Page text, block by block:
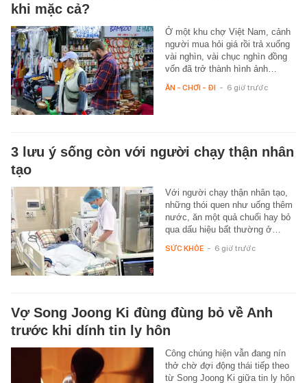
khi mặc cả?
Ở một khu chợ Việt Nam, cảnh
người mua hỏi giá rồi trả xuống
vài nghìn, vài chục nghìn đồng
vốn đã trở thành hình ảnh…
ĂN - CHƠI - ĐI - 6 giờ trước
3 lưu ý sống còn với người chạy thận nhân
tạo
Với người chạy thận nhân tạo,
những thói quen như uống thêm
nước, ăn một quả chuối hay bỏ
qua dấu hiệu bất thường ở…
SỨC KHỎE - 6 giờ trước
Vợ Song Joong Ki đùng đùng bỏ về Anh
trước khi dính tin ly hôn
Công chúng hiện vẫn đang nín
thở chờ đợi động thái tiếp theo
từ Song Joong Ki giữa tin ly hôn